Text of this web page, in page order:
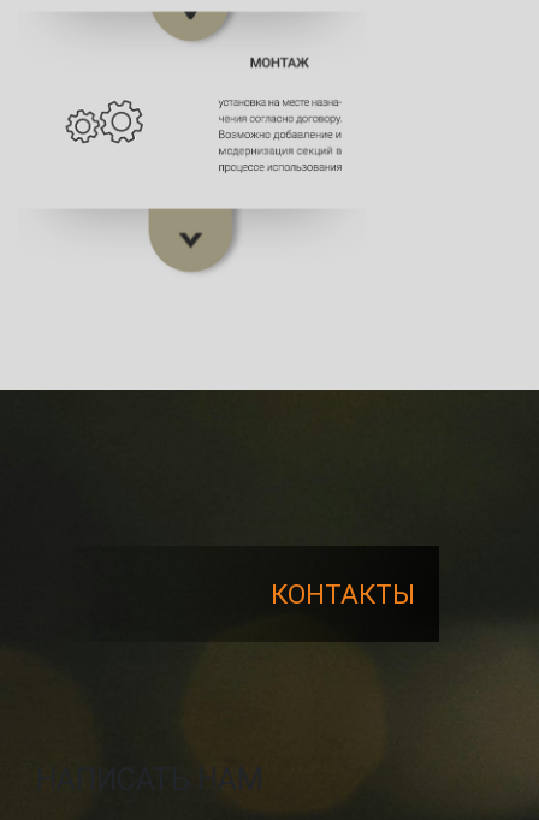
КОНТАКТЫ
НАПИСАТЬ НАМ